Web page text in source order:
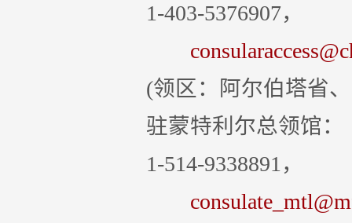
1-403-5376907，
(领区：阿尔伯塔省、
驻蒙特利尔总领馆：
1-514-9338891，